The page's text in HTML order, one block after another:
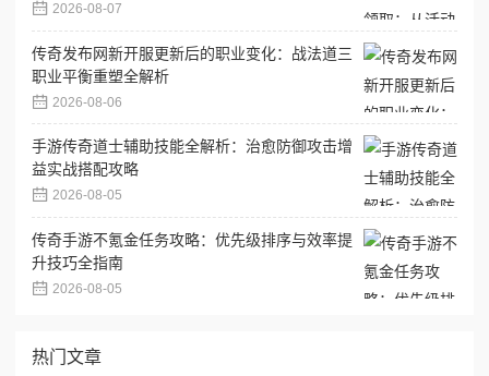
2026-08-07
传奇发布网新开服更新后的职业变化：战法道三
职业平衡重塑全解析
2026-08-06
手游传奇道士辅助技能全解析：治愈防御攻击增
益实战搭配攻略
2026-08-05
传奇手游不氪金任务攻略：优先级排序与效率提
升技巧全指南
2026-08-05
热门文章